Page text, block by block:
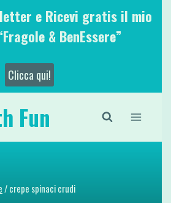
e Ricevi gratis il mio
& BenEssere”
Clicca qui!
Fun
/crepe spinaci crudi